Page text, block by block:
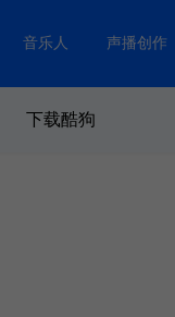
音乐人 声播创作
下载酷狗